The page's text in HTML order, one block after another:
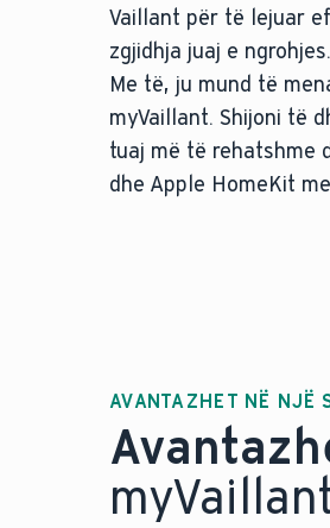
Vaillant për të lejuar
zgjidhja juaj e ngrohjes.
Me të, ju mund të
myVaillant. Shijoni të
tuaj më të rehatshme
dhe Apple HomeKit
AVANTAZHET NË NJË